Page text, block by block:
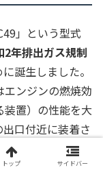
」という型式
2年排出ガス規制
誕生しました。
エンジンの燃焼効
置）の性能を大
口付近に装着さ
より精密に排気
した。
トップ サイドバー